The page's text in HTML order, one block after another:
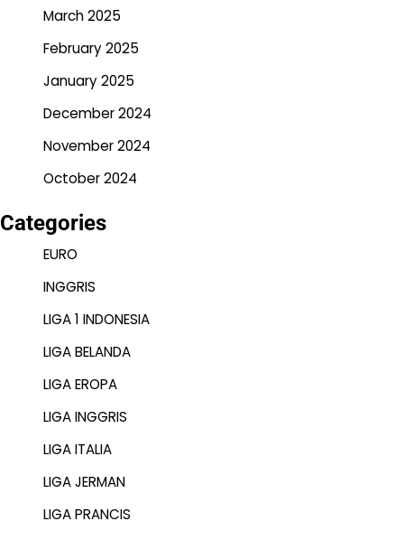
March 2025
February 2025
January 2025
December 2024
November 2024
October 2024
Categories
EURO
INGGRIS
LIGA 1 INDONESIA
LIGA BELANDA
LIGA EROPA
LIGA INGGRIS
LIGA ITALIA
LIGA JERMAN
LIGA PRANCIS